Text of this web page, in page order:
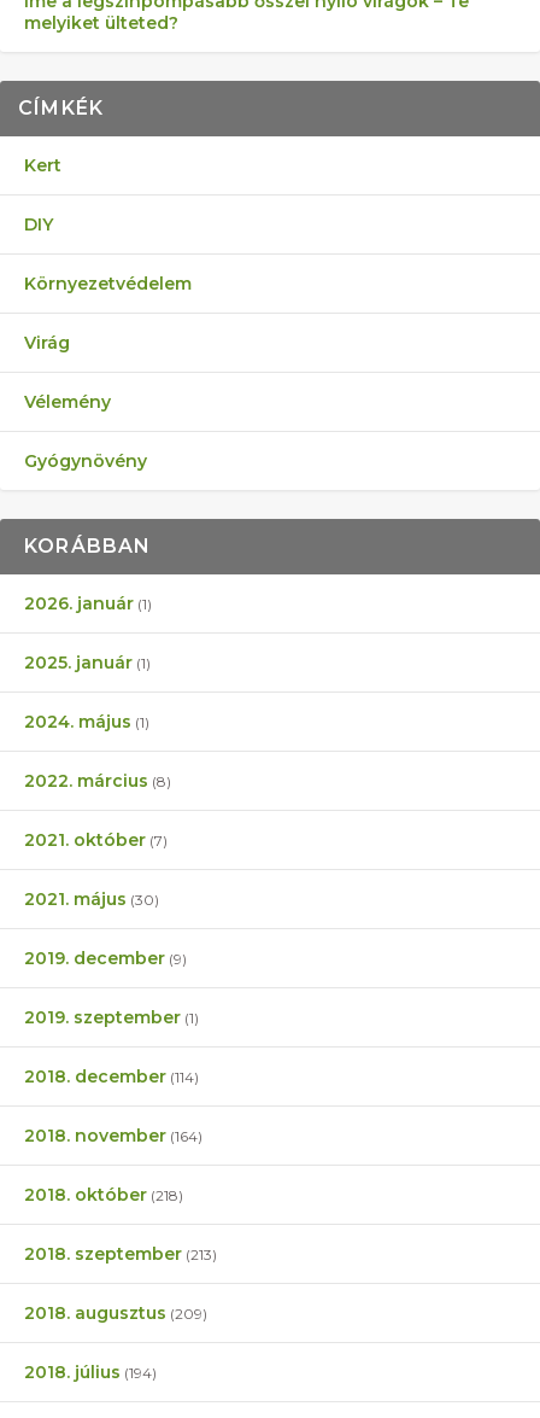
melyiket ülteted?
CÍMKÉK
Kert
DIY
Környezetvédelem
Virág
Vélemény
Gyógynövény
KORÁBBAN
2026. január (1)
2025. január (1)
2024. május (1)
2022. március (8)
2021. október (7)
2021. május (30)
2019. december (9)
2019. szeptember (1)
2018. december (114)
2018. november (164)
2018. október (218)
2018. szeptember (213)
2018. augusztus (209)
2018. július (194)